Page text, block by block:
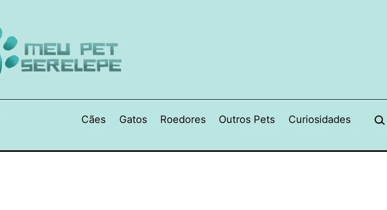
Cães Gatos Roedores Outros Pets Curiosidades